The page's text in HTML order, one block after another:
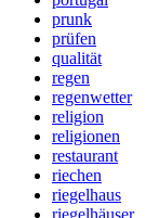
prunk
prüfen
qualität
regen
regenwetter
religion
religionen
restaurant
riechen
riegelhaus
riegelhäuser